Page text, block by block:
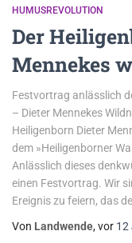
HUMUSREVOLUTION
Der
Mennekes
Festvortrag anlässlich
– Dieter Mennekes
Heiligenborn Dieter
dem »Heiligenborner
Anlässlich dieses
einen Festvortrag. Wir
Ereignis zu feiern, das
Von Landwende, vor 12